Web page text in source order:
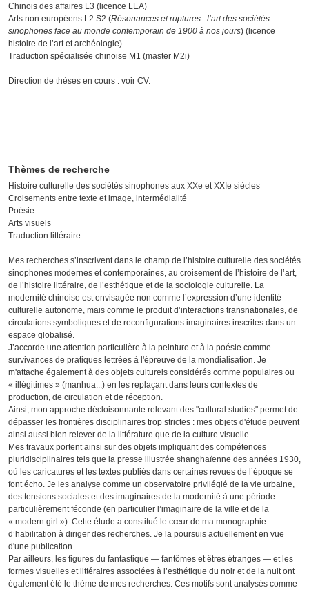
Chinois des affaires L3 (licence LEA)
Arts non européens L2 S2 (Résonances et ruptures : l’art des sociétés
sinophones face au monde contemporain de 1900 à nos jours) (licence
histoire de l’art et archéologie)
Traduction spécialisée chinoise M1 (master M2i)
Direction de thèses en cours : voir CV.
Thèmes de recherche
Histoire culturelle des sociétés sinophones aux XXe et XXIe siècles
Croisements entre texte et image, intermédialité
Poésie
Arts visuels
Traduction littéraire
Mes recherches s’inscrivent dans le champ de l’histoire culturelle des sociétés
sinophones modernes et contemporaines, au croisement de l’histoire de l’art,
de l’histoire littéraire, de l’esthétique et de la sociologie culturelle. La
modernité chinoise est envisagée non comme l’expression d’une identité
culturelle autonome, mais comme le produit d’interactions transnationales, de
circulations symboliques et de reconfigurations imaginaires inscrites dans un
espace globalisé.
J’accorde une attention particulière à la peinture et à la poésie comme
survivances de pratiques lettrées à l'épreuve de la mondialisation. Je
m'attache également à des objets culturels considérés comme populaires ou
« illégitimes » (manhua...) en les replaçant dans leurs contextes de
production, de circulation et de réception.
Ainsi, mon approche décloisonnante relevant des "cultural studies" permet de
dépasser les frontières disciplinaires trop strictes : mes objets d'étude peuvent
ainsi aussi bien relever de la littérature que de la culture visuelle.
Mes travaux portent ainsi sur des objets impliquant des compétences
pluridisciplinaires tels que la presse illustrée shanghaïenne des années 1930,
où les caricatures et les textes publiés dans certaines revues de l’époque se
font écho. Je les analyse comme un observatoire privilégié de la vie urbaine,
des tensions sociales et des imaginaires de la modernité à une période
particulièrement féconde (en particulier l’imaginaire de la ville et de la
« modern girl »). Cette étude a constitué le cœur de ma monographie
d’habilitation à diriger des recherches. Je la poursuis actuellement en vue
d'une publication.
Par ailleurs, les figures du fantastique — fantômes et êtres étranges — et les
formes visuelles et littéraires associées à l’esthétique du noir et de la nuit ont
également été le thème de mes recherches. Ces motifs sont analysés comme